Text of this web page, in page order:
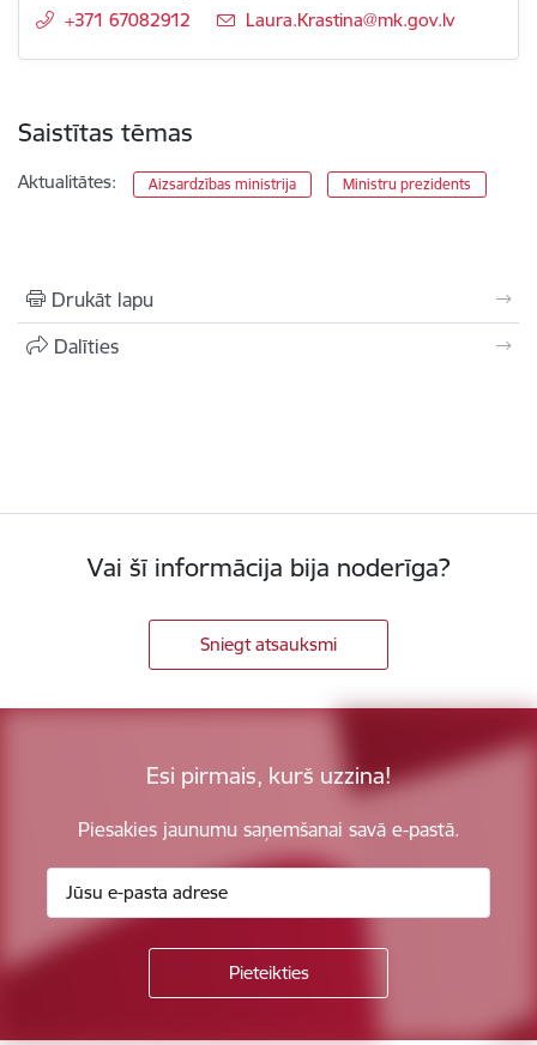
+371 67082912
E-pasts:
Laura.Krastina@mk.gov.lv
Saistītas tēmas
Aktualitātes: Aizsardzības ministrija Ministru prezidents
Drukāt lapu
Dalīties
Vai šī informācija bija noderīga?
Sniegt atsauksmi
Esi pirmais, kurš uzzina!
Piesakies jaunumu saņemšanai savā e-pastā.